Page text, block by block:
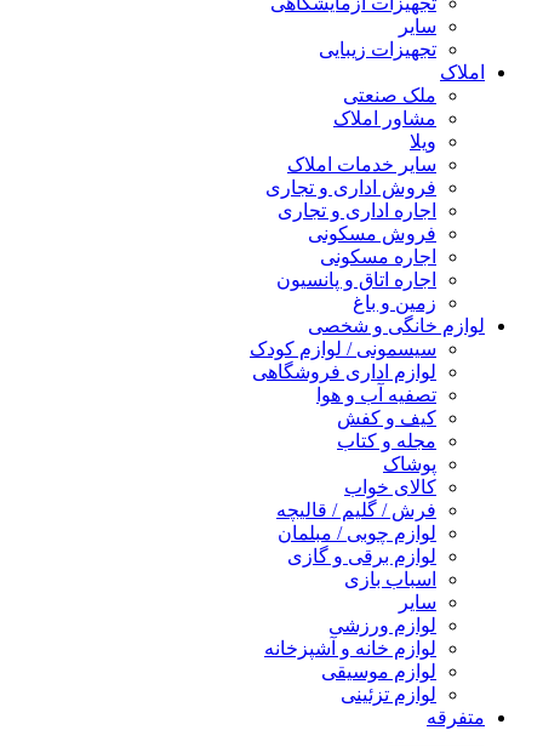
سایر
تجهیزات زیبایی
املاک
ملک صنعتی
مشاور املاک
ویلا
سایر خدمات املاک
فروش اداری و تجاری
اجاره اداری و تجاری
فروش مسکونی
اجاره مسکونی
اجاره اتاق و پانسیون
زمین و باغ
لوازم خانگی و شخصی
سیسمونی / لوازم کودک
لوازم اداری فروشگاهی
تصفیه آب و هوا
کیف و کفش
مجله و کتاب
پوشاک
کالای خواب
فرش / گلیم / قالیچه
لوازم چوبی / مبلمان
لوازم برقی و گازی
اسباب بازی
سایر
لوازم ورزشی
لوازم خانه و آشپزخانه
لوازم موسیقی
لوازم تزئینی
متفرقه